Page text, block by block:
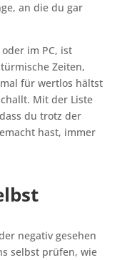
an die du gar
im PC, ist
Zeiten,
für wertlos hältst
Mit der Liste
du trotz der
hast, immer
negativ gesehen
selbst prüfen, wie